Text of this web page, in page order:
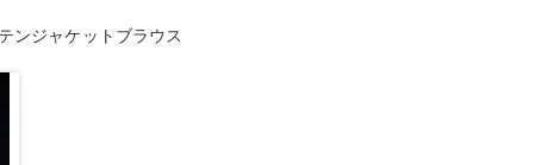
ンジャケットブラウス